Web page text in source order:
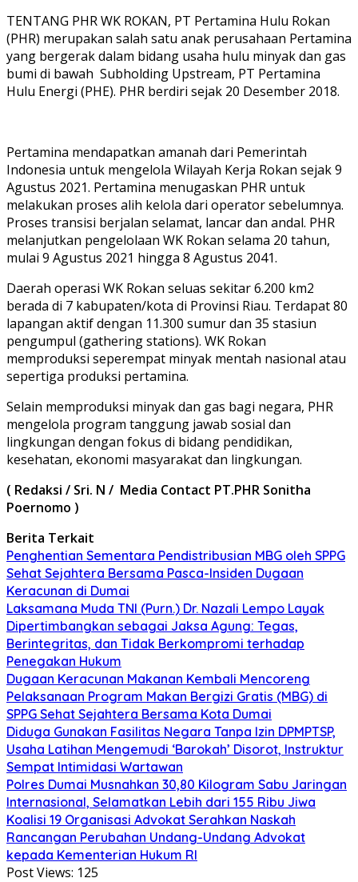
TENTANG PHR WK ROKAN, PT Pertamina Hulu Rokan
(PHR) merupakan salah satu anak perusahaan Pertamina
yang bergerak dalam bidang usaha hulu minyak dan gas
bumi di bawah Subholding Upstream, PT Pertamina
Hulu Energi (PHE). PHR berdiri sejak 20 Desember 2018.
Pertamina mendapatkan amanah dari Pemerintah
Indonesia untuk mengelola Wilayah Kerja Rokan sejak 9
Agustus 2021. Pertamina menugaskan PHR untuk
melakukan proses alih kelola dari operator sebelumnya.
Proses transisi berjalan selamat, lancar dan andal. PHR
melanjutkan pengelolaan WK Rokan selama 20 tahun,
mulai 9 Agustus 2021 hingga 8 Agustus 2041.
Daerah operasi WK Rokan seluas sekitar 6.200 km2
berada di 7 kabupaten/kota di Provinsi Riau. Terdapat 80
lapangan aktif dengan 11.300 sumur dan 35 stasiun
pengumpul (gathering stations). WK Rokan
memproduksi seperempat minyak mentah nasional atau
sepertiga produksi pertamina.
Selain memproduksi minyak dan gas bagi negara, PHR
mengelola program tanggung jawab sosial dan
lingkungan dengan fokus di bidang pendidikan,
kesehatan, ekonomi masyarakat dan lingkungan.
( Redaksi / Sri. N / Media Contact PT.PHR Sonitha
Poernomo )
Berita Terkait
Penghentian Sementara Pendistribusian MBG oleh SPPG
Sehat Sejahtera Bersama Pasca-Insiden Dugaan
Keracunan di Dumai
Laksamana Muda TNI (Purn.) Dr. Nazali Lempo Layak
Dipertimbangkan sebagai Jaksa Agung: Tegas,
Berintegritas, dan Tidak Berkompromi terhadap
Penegakan Hukum
Dugaan Keracunan Makanan Kembali Mencoreng
Pelaksanaan Program Makan Bergizi Gratis (MBG) di
SPPG Sehat Sejahtera Bersama Kota Dumai
Diduga Gunakan Fasilitas Negara Tanpa Izin DPMPTSP,
Usaha Latihan Mengemudi ‘Barokah’ Disorot, Instruktur
Sempat Intimidasi Wartawan
Polres Dumai Musnahkan 30,80 Kilogram Sabu Jaringan
Internasional, Selamatkan Lebih dari 155 Ribu Jiwa
Koalisi 19 Organisasi Advokat Serahkan Naskah
Rancangan Perubahan Undang-Undang Advokat
kepada Kementerian Hukum RI
Post Views: 125